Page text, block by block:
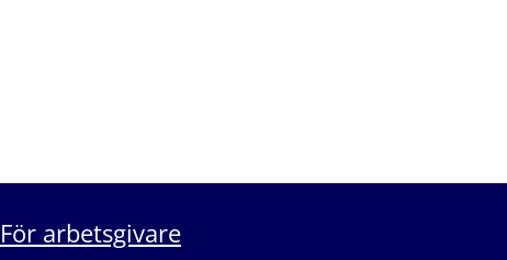
För arbetsgivare